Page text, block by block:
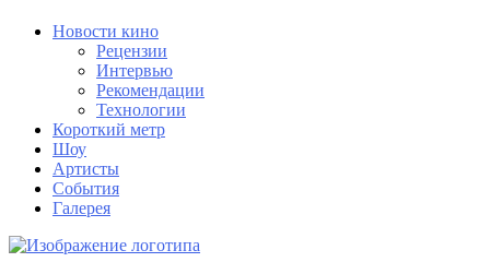
Новости кино
Рецензии
Интервью
Рекомендации
Технологии
Короткий метр
Шоу
Артисты
События
Галерея